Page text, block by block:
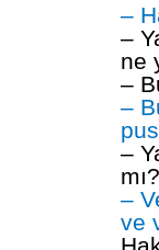
–
–
ne
–
–
–
mı?
–
ve